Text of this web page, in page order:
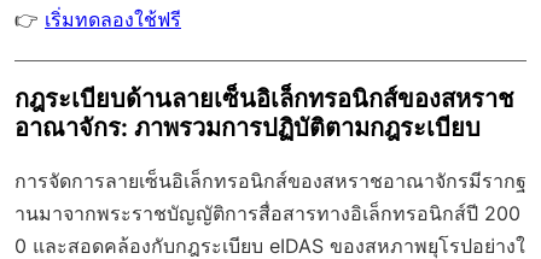
👉 เริ่มทดลองใช้ฟรี
กฎระเบียบด้านลายเซ็นอิเล็กทรอนิกส์ของสหราช
อาณาจักร: ภาพรวมการปฏิบัติตามกฎระเบียบ
การจัดการลายเซ็นอิเล็กทรอนิกส์ของสหราชอาณาจักรมีรากฐ
านมาจากพระราชบัญญัติการสื่อสารทางอิเล็กทรอนิกส์ปี 200
0 และสอดคล้องกับกฎระเบียบ eIDAS ของสหภาพยุโรปอย่างใ